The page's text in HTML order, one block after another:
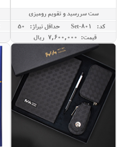
ست سررسید و تقویم رومیزی
کد: Set-801
حداقل تيراژ: 50
قیمت: 7,600,000 ريال